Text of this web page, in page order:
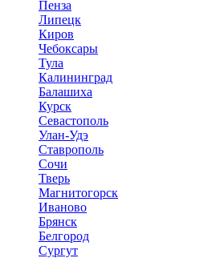
Пенза
Липецк
Киров
Чебоксары
Тула
Калининград
Балашиха
Курск
Севастополь
Улан-Удэ
Ставрополь
Сочи
Тверь
Магнитогорск
Иваново
Брянск
Белгород
Сургут